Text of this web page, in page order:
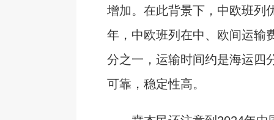
增加。在此背景下，中欧班列
年，中欧班列在中、欧间运输
分之一，运输时间约是海运四
可靠，稳定性高。